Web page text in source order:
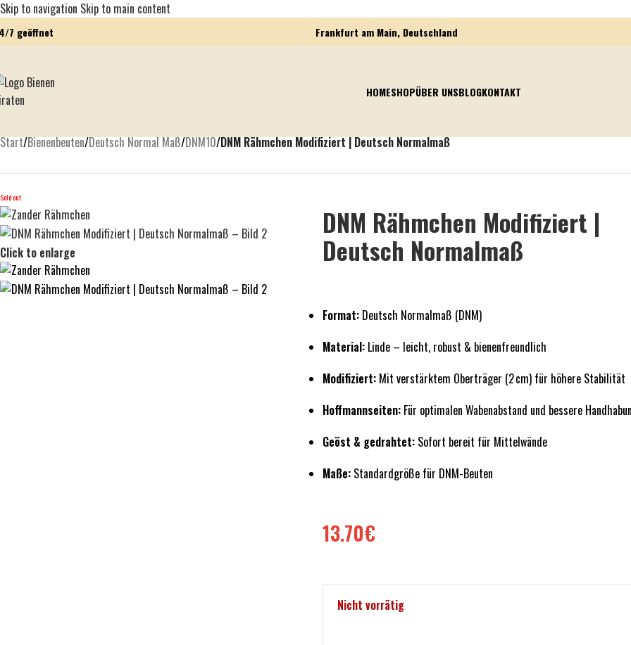
Skip to navigation Skip to main content
7 geöffnet Frankfurt am Main, Deutschland
HOMESHOPÜBER UNSBLOGKONTAKT
Start/Bienenbeuten/Deutsch Normal Maß/DNM10/DNM Rähmchen Modifiziert | Deutsch Normalmaß
Sold out
Click to enlarge
DNM Rähmchen Modifiziert |
Deutsch Normalmaß
Format: Deutsch Normalmaß (DNM)
Material: Linde – leicht, robust & bienenfreundlich
Modifiziert: Mit verstärktem Oberträger (2 cm) für höhere Stabilität
Hoffmannseiten: Für optimalen Wabenabstand und bessere
Geöst & gedrahtet: Sofort bereit für Mittelwände
Maße: Standardgröße für DNM-Beuten
13.70€
Nicht vorrätig